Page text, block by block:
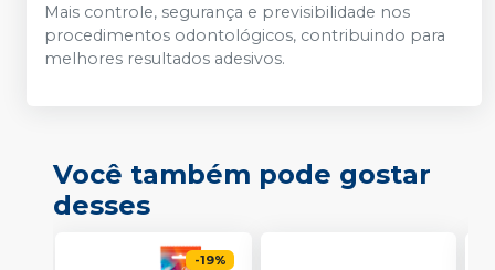
Mais controle, segurança e previsibilidade nos
procedimentos odontológicos, contribuindo para
melhores resultados adesivos.
Você também pode gostar
desses
-19%